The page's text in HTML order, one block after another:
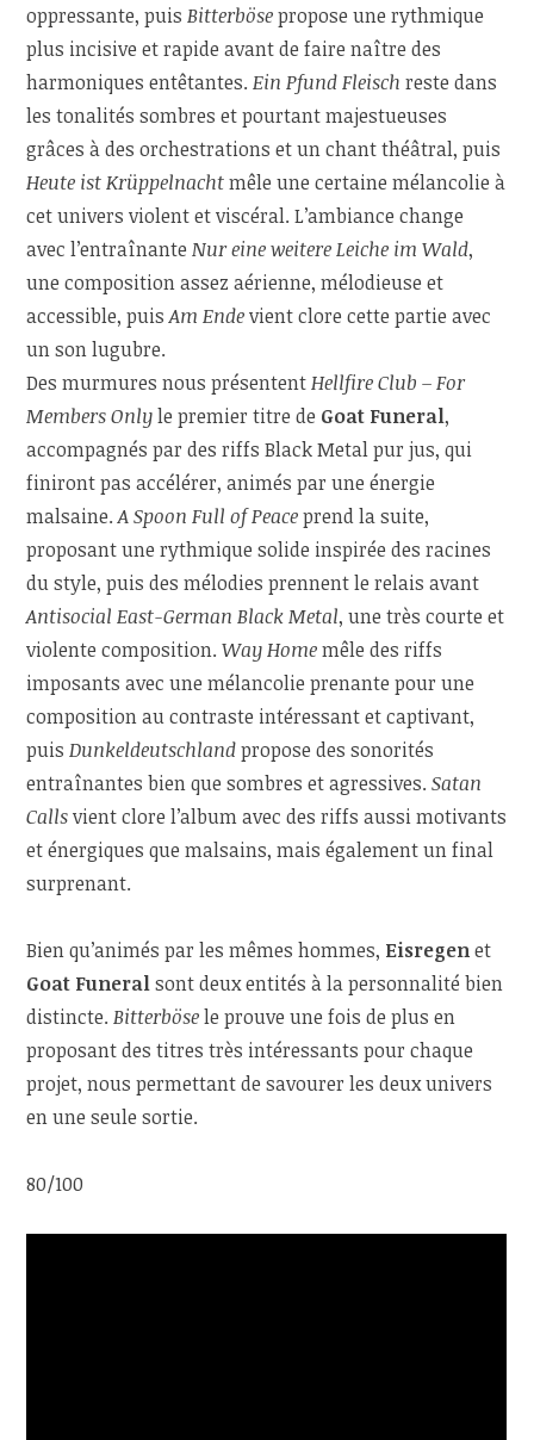
oppressante, puisBitterbösepropose une rythmique
plus incisive et rapide avant de faire naître des
harmoniques entêtantes.Ein Pfund Fleisch reste dans
les tonalités sombres et pourtant majestueuses
grâces à des orchestrations et un chant théâtral, puis
Heute ist Krüppelnachtmêle une certaine mélancolie à
cet univers violent et viscéral. L’ambiance change
avec l’entraînanteNur eine weitere Leiche im Wald,
une composition assez aérienne, mélodieuse et
accessible, puisAm Endevient clore cette partie avec
un son lugubre.
Des murmures nous présententHellfire Club – For
Members Onlyle premier titre de Goat Funeral,
accompagnés par des riffs Black Metal pur jus, qui
finiront pas accélérer, animés par une énergie
malsaine.A Spoon Full of Peaceprend la suite,
proposant une rythmique solide inspirée des racines
du style, puis des mélodies prennent le relais avant
Antisocial East-German Black Metal, une très courte et
violente composition.Way Homemêle des riffs
imposants avec une mélancolie prenante pour une
composition au contraste intéressant et captivant,
puisDunkeldeutschlandpropose des sonorités
entraînantes bien que sombres et agressives.Satan
Callsvient clore l’album avec des riffs aussi motivants
et énergiques que malsains, mais également un final
surprenant.
Bien qu’animés par les mêmes hommes, Eisregenet
Goat Funeralsont deux entités à la personnalité bien
distincte.Bitterbösele prouve une fois de plus en
proposant des titres très intéressants pour chaque
projet, nous permettant de savourer les deux univers
en une seule sortie.
80/100